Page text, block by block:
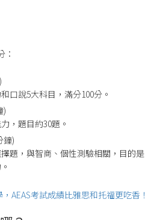
：
口說5大科目，滿分100分。
)
，題目約30題。
鐘)
題，與智商、個性測驗相關，目的是
AEAS考試成績比雅思和托福更吃香！